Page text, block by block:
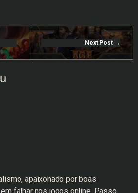
Next Post
apaixonado por boas
falhar nos jogos online. Passo